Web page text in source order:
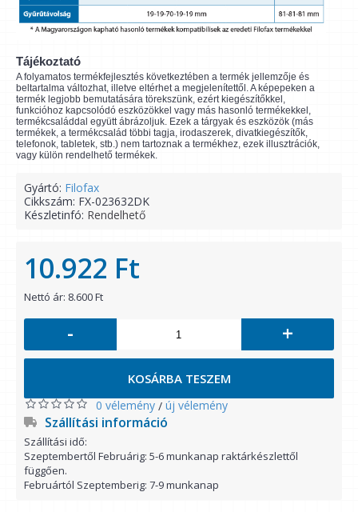
Tájékoztató
A folyamatos termékfejlesztés következtében a termék jellemzője és
beltartalma változhat, illetve eltérhet a megjelenítettől. A képepeken a
termék legjobb bemutatására törekszünk, ezért kiegészítőkkel,
funkcióhoz kapcsolódó eszközökkel vagy más hasonló termékekkel,
termékcsaláddal együtt ábrázoljuk. Ezek a tárgyak és eszközök (más
termékek, a termékcsalád többi tagja, irodaszerek, divatkiegészítők,
telefonok, tabletek, stb.) nem tartoznak a termékhez, ezek illusztrációk,
vagy külön rendelhető termékek.
Gyártó: Filofax
Cikkszám: FX-023632DK
Készletinfó: Rendelhető
10.922 Ft
Nettó ár: 8.600 Ft
- +
KOSÁRBA TESZEM
0 vélemény / új vélemény
Szállítási információ
Szállítási idő:
Szeptembertől Februárig: 5-6 munkanap raktárkészlettől
függően.
Februártól Szeptemberig: 7-9 munkanap